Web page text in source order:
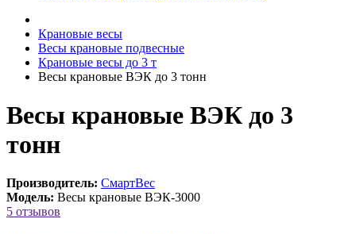
Крановые весы
Весы крановые подвесные
Крановые весы до 3 т
Весы крановые ВЭК до 3 тонн
Весы крановые ВЭК до 3
тонн
Производитель: СмартВес
Модель: Весы крановые ВЭК-3000
5 отзывов